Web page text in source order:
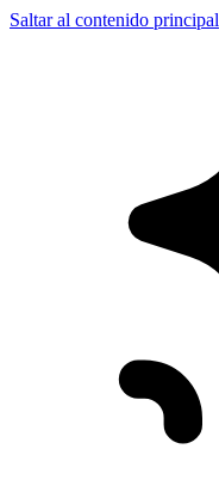
Saltar al contenido principal